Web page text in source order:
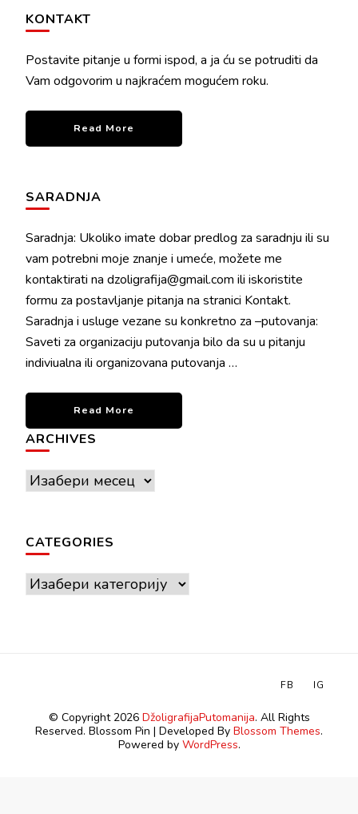
KONTAKT
Postavite pitanje u formi ispod, a ja ću se potruditi da
Vam odgovorim u najkraćem mogućem roku.
Read More
SARADNJA
Saradnja: Ukoliko imate dobar predlog za saradnju ili su
vam potrebni moje znanje i umeće, možete me
kontaktirati na dzoligrafija@gmail.com ili iskoristite
formu za postavljanje pitanja na stranici Kontakt.
Saradnja i usluge vezane su konkretno za –putovanja:
Saveti za organizaciju putovanja bilo da su u pitanju
indiviualna ili organizovana putovanja …
Read More
ARCHIVES
Archives
CATEGORIES
Categories
© Copyright 2026 DžoligrafijaPutomanija. All Rights
Reserved. Blossom Pin | Developed By Blossom Themes.
Powered by WordPress.
FB IG